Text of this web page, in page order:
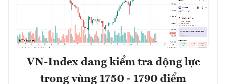
VN-Index đang kiểm tra động lực
trong vùng 1750 - 1790 điểm